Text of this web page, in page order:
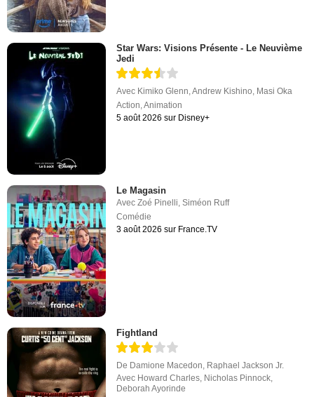
Star Wars: Visions Présente - Le Neuvième
Jedi
Avec Kimiko Glenn ,Andrew Kishino Masi Oka
Action ,Animation
5 août 2026 sur Disney+
Le Magasin
AvecZoé Pinelli,Siméon Ruff
Comédie
3 août 2026 sur France.TV
Fightland
De Damione Macedon, Raphael Jackson Jr.
Avec Howard Charles, Nicholas Pinnock,
Deborah Ayorinde